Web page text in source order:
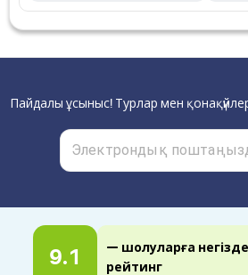
9.1
— шолуларға
рейтинг
Пайдалы ұсыныс! Турлар мен